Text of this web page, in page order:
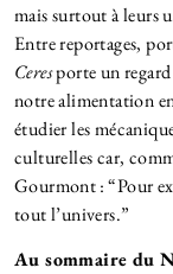
mais surtout à leurs
Entre reportages,
Ceresporte un
notre alimentation
étudier les
culturelles car,
Gourmont : “Pour
tout l’univers.”
Au sommaire du